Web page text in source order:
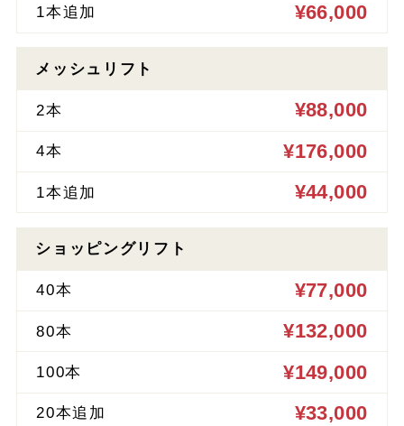
1本追加 ¥66,000
メッシュリフト
2本 ¥88,000
4本 ¥176,000
1本追加 ¥44,000
ショッピングリフト
40本 ¥77,000
80本 ¥132,000
100本 ¥149,000
20本追加 ¥33,000